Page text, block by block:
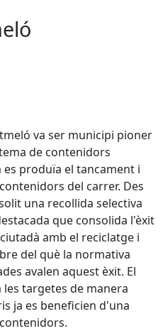
va ser municipi pioner
de contenidors
es produïa el tancament i
del carrer. Des
una recollida selectiva
que consolida l'èxit
amb el reciclatge i
del què la normativa
avalen aquest èxit. El
targetes de manera
ja es beneficien d'una